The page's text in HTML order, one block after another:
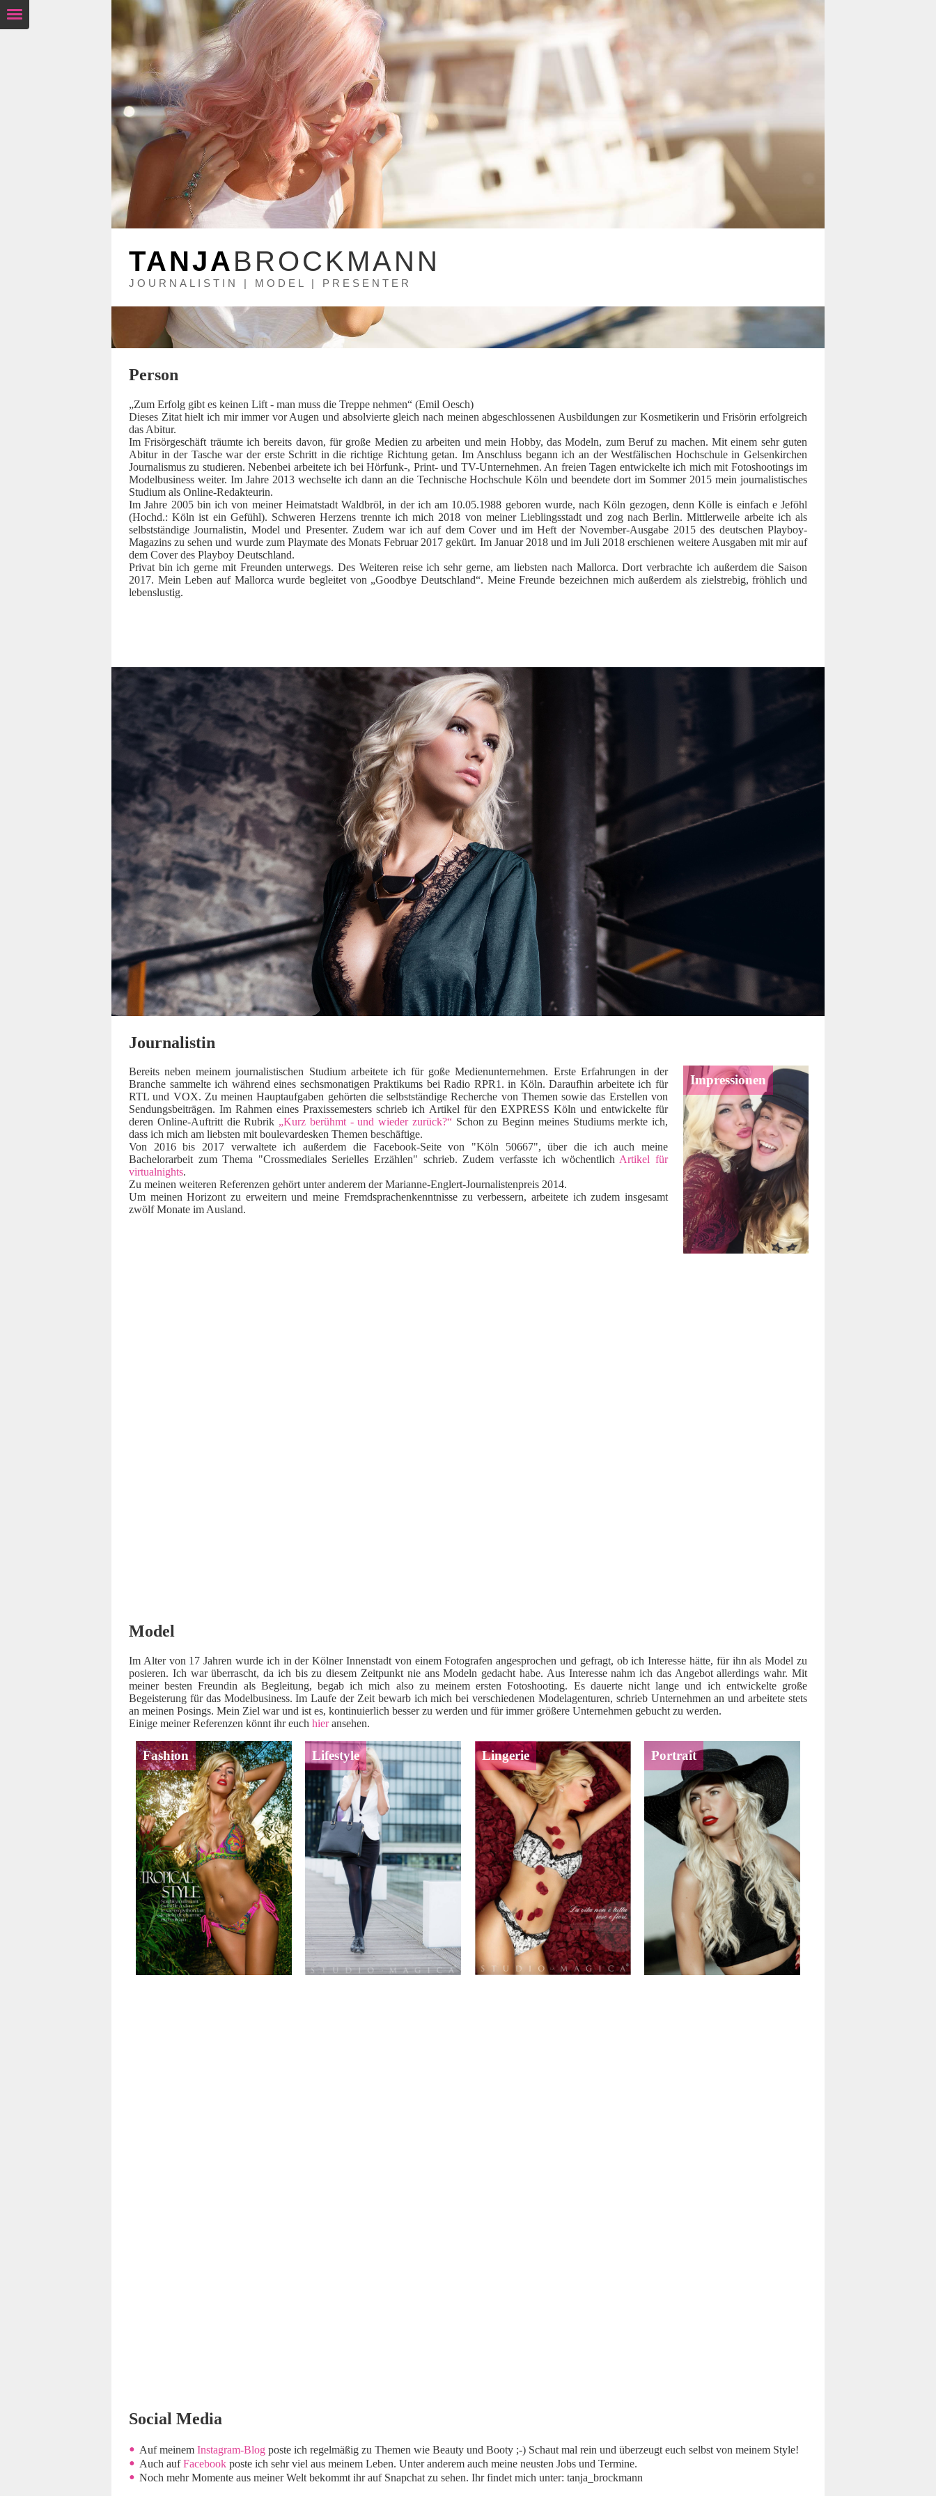
TANJABROCKMANN
JOURNALISTIN | MODEL | PRESENTER
Person
„Zum Erfolg gibt es keinen Lift - man muss die Treppe nehmen“ (Emil Oesch)
Dieses Zitat hielt ich mir immer vor Augen und absolvierte gleich nach meinen abgeschlossenen Ausbildungen zur Kosmetikerin und Frisörin erfolgreich
das Abitur.
Im Frisörgeschäft träumte ich bereits davon, für große Medien zu arbeiten und mein Hobby, das Modeln, zum Beruf zu machen. Mit einem sehr guten
Abitur in der Tasche war der erste Schritt in die richtige Richtung getan. Im Anschluss begann ich an der Westfälischen Hochschule in Gelsenkirchen
Journalismus zu studieren. Nebenbei arbeitete ich bei Hörfunk-, Print- und TV-Unternehmen. An freien Tagen entwickelte ich mich mit Fotoshootings im
Modelbusiness weiter. Im Jahre 2013 wechselte ich dann an die Technische Hochschule Köln und beendete dort im Sommer 2015 mein journalistisches
Studium als Online-Redakteurin.
Im Jahre 2005 bin ich von meiner Heimatstadt Waldbröl, in der ich am 10.05.1988 geboren wurde, nach Köln gezogen, denn Kölle is einfach e Jeföhl
(Hochd.: Köln ist ein Gefühl). Schweren Herzens trennte ich mich 2018 von meiner Lieblingsstadt und zog nach Berlin. Mittlerweile arbeite ich als
selbstständige Journalistin, Model und Presenter. Zudem war ich auf dem Cover und im Heft der November-Ausgabe 2015 des deutschen Playboy-
Magazins zu sehen und wurde zum Playmate des Monats Februar 2017 gekürt. Im Januar 2018 und im Juli 2018 erschienen weitere Ausgaben mit mir auf
dem Cover des Playboy Deutschland.
Privat bin ich gerne mit Freunden unterwegs. Des Weiteren reise ich sehr gerne, am liebsten nach Mallorca. Dort verbrachte ich außerdem die Saison
2017. Mein Leben auf Mallorca wurde begleitet von „Goodbye Deutschland“. Meine Freunde bezeichnen mich außerdem als zielstrebig, fröhlich und
lebenslustig.
Journalistin
Impressionen
Bereits neben meinem journalistischen Studium arbeitete ich für goße Medienunternehmen. Erste Erfahrungen in der
Branche sammelte ich während eines sechsmonatigen Praktikums bei Radio RPR1. in Köln. Daraufhin arbeitete ich für
RTL und VOX. Zu meinen Hauptaufgaben gehörten die selbstständige Recherche von Themen sowie das Erstellen von
Sendungsbeiträgen. Im Rahmen eines Praxissemesters schrieb ich Artikel für den EXPRESS Köln und entwickelte für
deren Online-Auftritt die Rubrik „Kurz berühmt - und wieder zurück?“Schon zu Beginn meines Studiums merkte ich,
dass ich mich am liebsten mit boulevardesken Themen beschäftige.
Von 2016 bis 2017 verwaltete ich außerdem die Facebook-Seite von "Köln 50667", über die ich auch meine
Bachelorarbeit zum Thema "Crossmediales Serielles Erzählen" schrieb. Zudem verfasste ich wöchentlichArtikel für
virtualnights.
Zu meinen weiteren Referenzen gehört unter anderem der Marianne-Englert-Journalistenpreis 2014.
Um meinen Horizont zu erweitern und meine Fremdsprachenkenntnisse zu verbessern, arbeitete ich zudem insgesamt
zwölf Monate im Ausland.
Model
Im Alter von 17 Jahren wurde ich in der Kölner Innenstadt von einem Fotografen angesprochen und gefragt, ob ich Interesse hätte, für ihn als Model zu
posieren. Ich war überrascht, da ich bis zu diesem Zeitpunkt nie ans Modeln gedacht habe. Aus Interesse nahm ich das Angebot allerdings wahr. Mit
meiner besten Freundin als Begleitung, begab ich mich also zu meinem ersten Fotoshooting. Es dauerte nicht lange und ich entwickelte große
Begeisterung für das Modelbusiness. Im Laufe der Zeit bewarb ich mich bei verschiedenen Modelagenturen, schrieb Unternehmen an und arbeitete stets
an meinen Posings. Mein Ziel war und ist es, kontinuierlich besser zu werden und für immer größere Unternehmen gebucht zu werden.
Einige meiner Referenzen könnt ihr euch hieransehen.
Fashion Lifestyle Lingerie Portrait
Social Media
Auf meinem Instagram-Blog poste ich regelmäßig zu Themen wie Beauty und Booty ;-) Schaut mal rein und überzeugt euch selbst von meinem Style!
Auch aufFacebook poste ich sehr viel aus meinem Leben. Unter anderem auch meine neusten Jobs und Termine.
Noch mehr Momente aus meiner Welt bekommt ihr auf Snapchat zu sehen. Ihr findet mich unter: tanja_brockmann